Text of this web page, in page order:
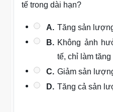
tế trong dài hạn?
A. Tăng sản
B. Không ảnh
tế, chỉ làm
C. Giảm sản
D. Tăng cả sản